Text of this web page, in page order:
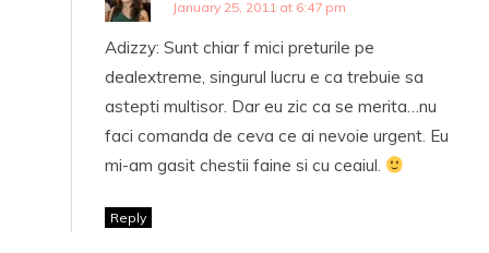
January 25, 2011 at 6:47 pm
Adizzy: Sunt chiar f mici preturile pe
dealextreme, singurul lucru e ca trebuie sa
astepti multisor. Dar eu zic ca se merita…nu
faci comanda de ceva ce ai nevoie urgent. Eu
mi-am gasit chestii faine si cu ceaiul.
Reply